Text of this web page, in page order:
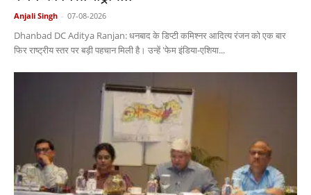
Anjali Singh - 07-08-2026
Dhanbad DC Aditya Ranjan: धनबाद के डिप्टी कमिश्नर आदित्य रंजन को एक बार
फिर राष्ट्रीय स्तर पर बड़ी पहचान मिली है। उन्हें 'फेम इंडिया-एशिया...